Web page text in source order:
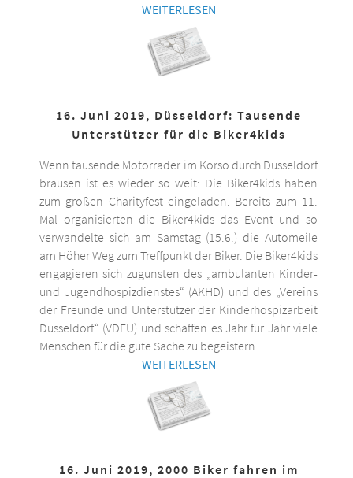
WEITERLESEN
16. Juni 2019, Düsseldorf: Tausende
Unterstützer für die Biker4kids
Wenn tausende Motorräder im Korso durch Düsseldorf
brausen ist es wieder so weit: Die Biker4kids haben
zum großen Charityfest eingeladen. Bereits zum 11.
Mal organisierten die Biker4kids das Event und so
verwandelte sich am Samstag (15.6.) die Automeile
am Höher Weg zum Treffpunkt der Biker. Die Biker4kids
engagieren sich zugunsten des „ambulanten Kinder-
und Jugendhospizdienstes“ (AKHD) und des „Vereins
der Freunde und Unterstützer der Kinderhospizarbeit
Düsseldorf“ (VDFU) und schaffen es Jahr für Jahr viele
Menschen für die gute Sache zu begeistern.
WEITERLESEN
16. Juni 2019, 2000 Biker fahren im